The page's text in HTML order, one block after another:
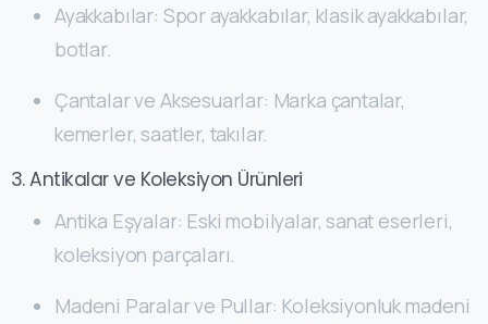
Ayakkabılar: Spor ayakkabılar, klasik ayakkabılar,
botlar.
Çantalar ve Aksesuarlar: Marka çantalar,
kemerler, saatler, takılar.
3. Antikalar ve Koleksiyon Ürünleri
Antika Eşyalar: Eski mobilyalar, sanat eserleri,
koleksiyon parçaları.
Madeni Paralar ve Pullar: Koleksiyonluk madeni